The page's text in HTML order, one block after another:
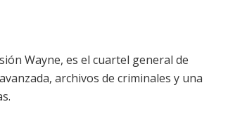
Wayne, es el cuartel general de
archivos de criminales y una